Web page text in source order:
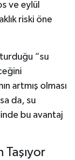
ve eylül
riski öne
“su
artmış olması
da, su
bu avantaj